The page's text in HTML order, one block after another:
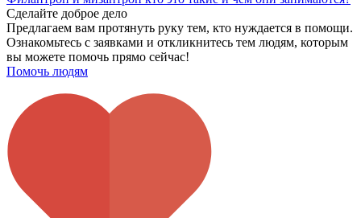
Сделайте доброе дело
Предлагаем вам протянуть руку тем, кто нуждается в помощи.
Ознакомьтесь с заявками и откликнитесь тем людям, которым
вы можете помочь прямо сейчас!
Помочь людям